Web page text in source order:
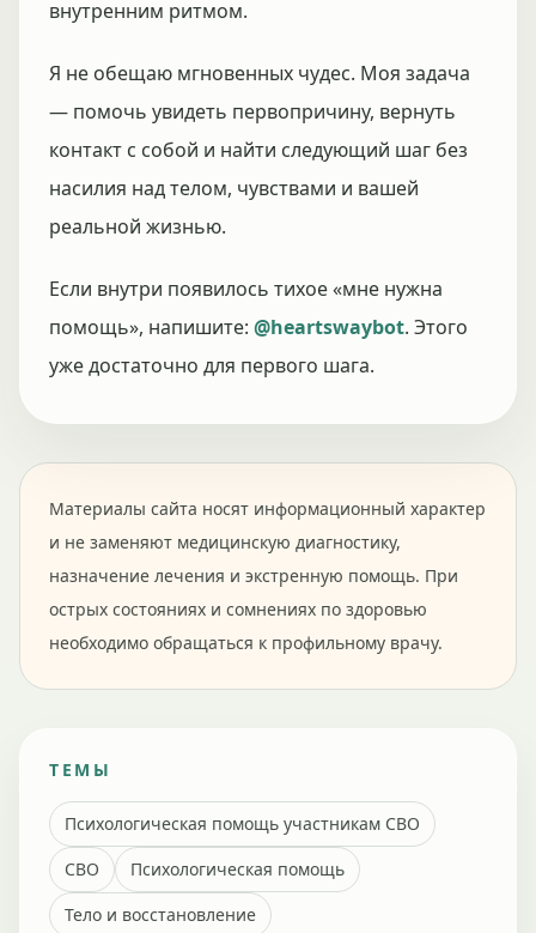
внутренним ритмом.
Я не обещаю мгновенных чудес. Моя задача
— помочь увидеть первопричину, вернуть
контакт с собой и найти следующий шаг без
насилия над телом, чувствами и вашей
реальной жизнью.
Если внутри появилось тихое «мне нужна
помощь», напишите: @heartswaybot. Этого
уже достаточно для первого шага.
Материалы сайта носят информационный характер
и не заменяют медицинскую диагностику,
назначение лечения и экстренную помощь. При
острых состояниях и сомнениях по здоровью
необходимо обращаться к профильному врачу.
ТЕМЫ
Психологическая помощь участникам СВО
СВО
Психологическая помощь
Тело и восстановление